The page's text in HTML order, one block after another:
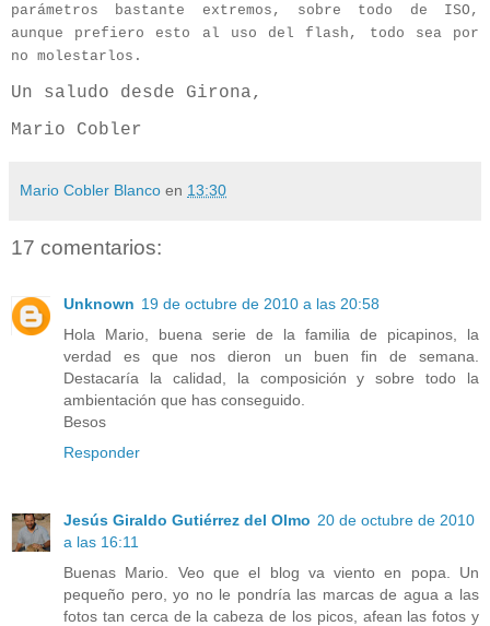
parámetros bastante extremos, sobre todo de ISO,
aunque prefiero esto al uso del flash, todo sea por
no molestarlos.
Un saludo desde Girona,
Mario Cobler
Mario Cobler Blanco en 13:30
17 comentarios:
Unknown 19 de octubre de 2010 a las 20:58
Hola Mario, buena serie de la familia de picapinos, la
verdad es que nos dieron un buen fin de semana.
Destacaría la calidad, la composición y sobre todo la
ambientación que has conseguido.
Besos
Responder
Jesús Giraldo Gutiérrez del Olmo 20 de octubre de 2010
a las 16:11
Buenas Mario. Veo que el blog va viento en popa. Un
pequeño pero, yo no le pondría las marcas de agua a las
fotos tan cerca de la cabeza de los picos, afean las fotos y